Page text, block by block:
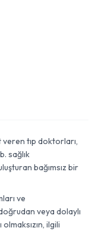
tıp doktorları,
sağlık
bağımsız bir
ve
veya dolaylı
ilgili